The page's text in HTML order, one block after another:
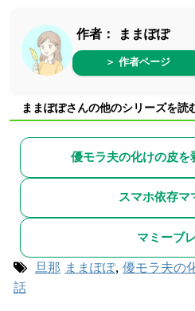
作者： ままぽぽ
＞ 作者ページ
ままぽぽさんの他のシリーズを読
優モラ夫の化けの皮を
スマホ依存マ
マミーブ
旦那 ままぽぽ, 優モラ夫の
話